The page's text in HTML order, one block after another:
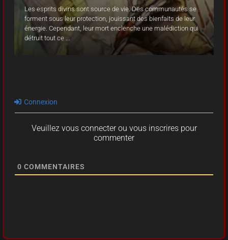
Les esprits divins sont source de vie. Des communautés se
forment sous leur protection, jouissant des bienfaits de leur
énergie. Cependant, leur mort enclenche une malédiction qui
détruit tout ce ...
Les esprits divins sont source de vie. Des communautés se
forment sous leur protection, jouissant des bienfaits de leur
énergie. Cependant, leur mort enclenche une malédiction qui
détruit tout ce ...
Les esprits divins sont source de vie. Des communautés se
forment sous leur protection, jouissant des bienfaits de leur
énergie. Cependant, leur mort enclenche une malédiction qui
détruit tout ce ...
Connexion
Veuillez vous connecter ou vous inscrires pour
commenter
0 COMMENTAIRES